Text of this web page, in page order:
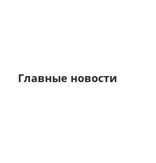
Главные новости